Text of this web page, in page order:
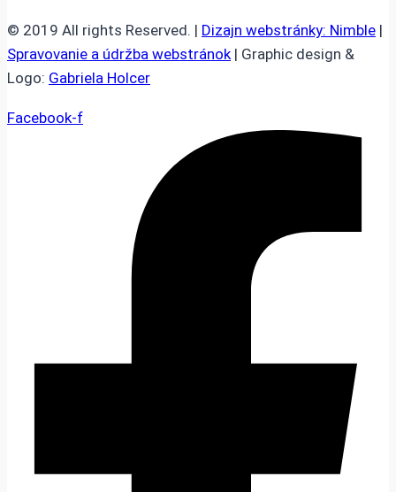
© 2019 All rights Reserved. | Dizajn webstránky: Nimble |
Spravovanie a údržba webstránok | Graphic design &
Logo: Gabriela Holcer
Facebook-f